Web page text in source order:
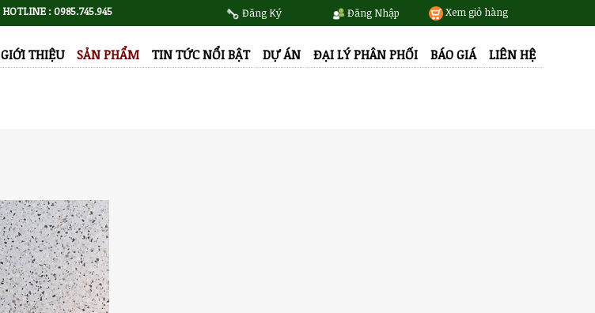
HOTLINE : 0985.745.945 Đăng Ký Đăng Nhập Xem giỏ hàng
GIỚI THIỆU SẢN PHẨM TIN TỨC NỔI BẬT DỰ ÁN ĐẠI LÝ PHÂN PHỐI BÁO GIÁ LIÊN HỆ